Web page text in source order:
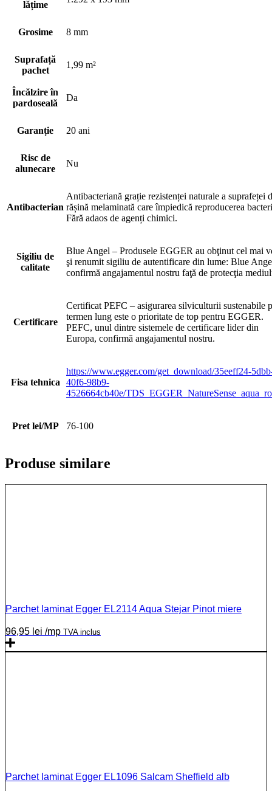
lățime
Grosime 8 mm
Suprafață
pachet
1,99 m²
Încălzire în
pardoseală
Da
Garanție 20 ani
Risc de
alunecare
Nu
Antibacterian
Antibacteriană grație rezistenței naturale a suprafeței
rășină melaminată care împiedică reproducerea
Fără adaos de agenți chimici.
Sigiliu de
calitate
Blue Angel – Produsele EGGER au obţinut cel mai
şi renumit sigiliu de autentificare din lume: Blue
confirmă angajamentul nostru faţă de protecţia
Certificare
Certificat PEFC – asigurarea silviculturii sustenabile
termen lung este o prioritate de top pentru EGGER.
PEFC, unul dintre sistemele de certificare lider din
Europa, confirmă angajamentul nostru.
Fisa tehnica
https://www.egger.com/get_download/35eeff24-
40f6-98b9-
4526664cb40e/
Pret lei/MP 76-100
Produse similare
Parchet laminat Egger EL2114 Aqua Stejar Pinot miere
96,95 lei /mp TVA inclus
Parchet laminat Egger EL1096 Salcam Sheffield alb